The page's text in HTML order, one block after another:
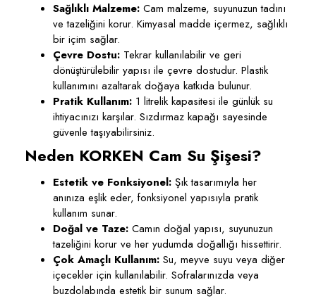
Sağlıklı Malzeme: Cam malzeme, suyunuzun tadını
ve tazeliğini korur. Kimyasal madde içermez, sağlıklı
bir içim sağlar.
Çevre Dostu: Tekrar kullanılabilir ve geri
dönüştürülebilir yapısı ile çevre dostudur. Plastik
kullanımını azaltarak doğaya katkıda bulunur.
Pratik Kullanım: 1 litrelik kapasitesi ile günlük su
ihtiyacınızı karşılar. Sızdırmaz kapağı sayesinde
güvenle taşıyabilirsiniz.
Neden KORKEN Cam Su Şişesi?
Estetik ve Fonksiyonel: Şık tasarımıyla her
anınıza eşlik eder, fonksiyonel yapısıyla pratik
kullanım sunar.
Doğal ve Taze: Camın doğal yapısı, suyunuzun
tazeliğini korur ve her yudumda doğallığı hissettirir.
Çok Amaçlı Kullanım: Su, meyve suyu veya diğer
içecekler için kullanılabilir. Sofralarınızda veya
buzdolabında estetik bir sunum sağlar.